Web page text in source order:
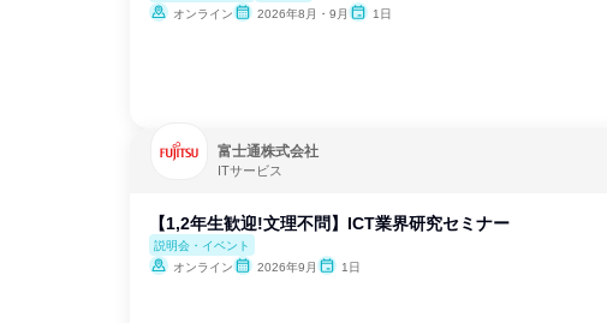
オンライン
2026年8月・9月 1日
富士通株式会社
ITサービス
【1,2年生歓迎!文理不問】ICT業界研究セミナー
説明会・イベント
オンライン
2026年9月 1日